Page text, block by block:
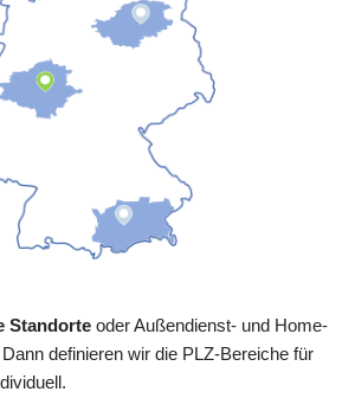
Standorte oder Außendienst- und Home-
definieren wir die PLZ-Bereiche für